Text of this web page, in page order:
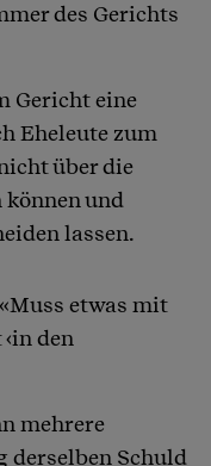
des Gerichts
Gericht eine
Eheleute zum
über die
und
lassen.
etwas mit
den
mehrere
derselben Schuld